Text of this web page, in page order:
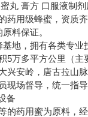
丸 膏方 口服液制剂
药用级蜂蜜，资质
料保证。
地，拥有各类专业
5万多平方公里（主
兴安岭，唐古拉山
现场督导，统一指
备
的药用蜜为原料，